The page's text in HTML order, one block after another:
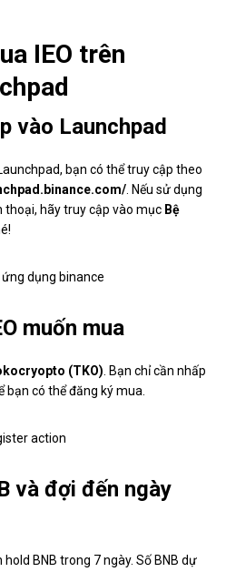
IEO trên
vào Launchpad
bạn có thể truy cập theo
. Nếu sử dụng
thoại, hãy truy cập vào mục Bệ
muốn mua
(TKO) . Bạn chỉ cần nhấp
bạn có thể đăng ký mua.
và đợi đến ngày
BNB trong 7 ngày. Số BNB dự